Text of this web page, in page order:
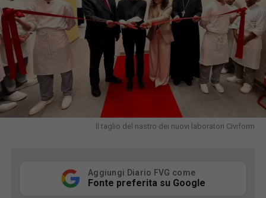
Il taglio del nastro dei nuovi laboratori Civiform
Aggiungi Diario FVG come
Fonte preferita su Google